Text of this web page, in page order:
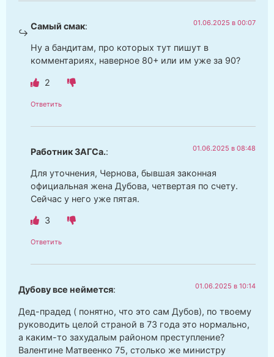
Самый смак: 01.06.2025 в 00:07
Ну а бандитам, про которых тут пишут в
комментариях, наверное 80+ или им уже за 90?
2
Ответить
Работник ЗАГСа.: 01.06.2025 в 08:48
Для уточнения, Чернова, бывшая законная
официальная жена Дубова, четвертая по счету.
Сейчас у него уже пятая.
3
Ответить
Дубову все неймется: 01.06.2025 в 10:14
Дед-прадед ( понятно, что это сам Дубов), по твоему
руководить целой страной в 73 года это нормально,
а каким-то захудалым районом преступление?
Валентине Матвеенко 75, столько же министру